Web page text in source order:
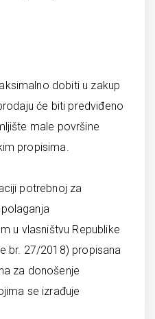
dobiti u zakup
će biti predviđeno
male površine
propisima.
potrebnoj za
u vlasništvu Republike
br. 27/2018) propisana
za donošenje
se izrađuje